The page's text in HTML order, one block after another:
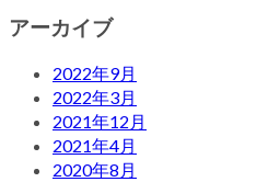
アーカイブ
2022年9月
2022年3月
2021年12月
2021年4月
2020年8月